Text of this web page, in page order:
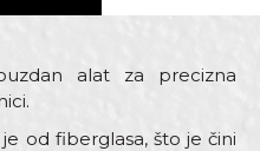
alat za precizna
od fiberglasa, što je čini